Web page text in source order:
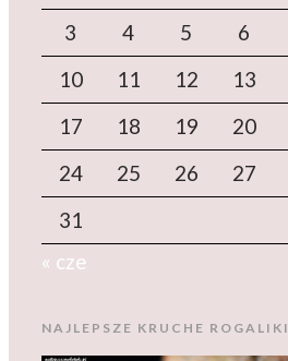
3
4 5 6
10
11 12 13
17
18 19 20
24
25 26 27
31
« cze
NAJLEPSZE KRUCHE ROGALIKI